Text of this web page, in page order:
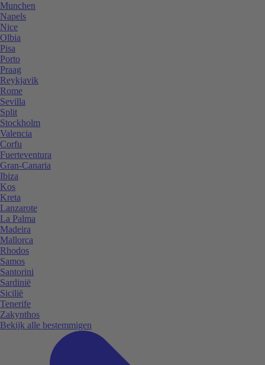
Munchen
Napels
Nice
Olbia
Pisa
Porto
Praag
Reykjavik
Rome
Sevilla
Split
Stockholm
Valencia
Corfu
Fuerteventura
Gran-Canaria
Ibiza
Kos
Kreta
Lanzarote
La Palma
Madeira
Mallorca
Rhodos
Samos
Santorini
Sardinië
Sicilië
Tenerife
Zakynthos
Bekijk alle bestemmigen